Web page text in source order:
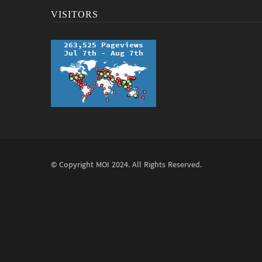
VISITORS
© Copyright MOI 2024. All Rights Reserved.